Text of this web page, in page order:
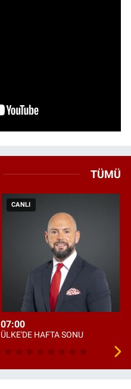
TÜMÜ
CANLI
07:00
ÜLKE'DE HAFTA SONU